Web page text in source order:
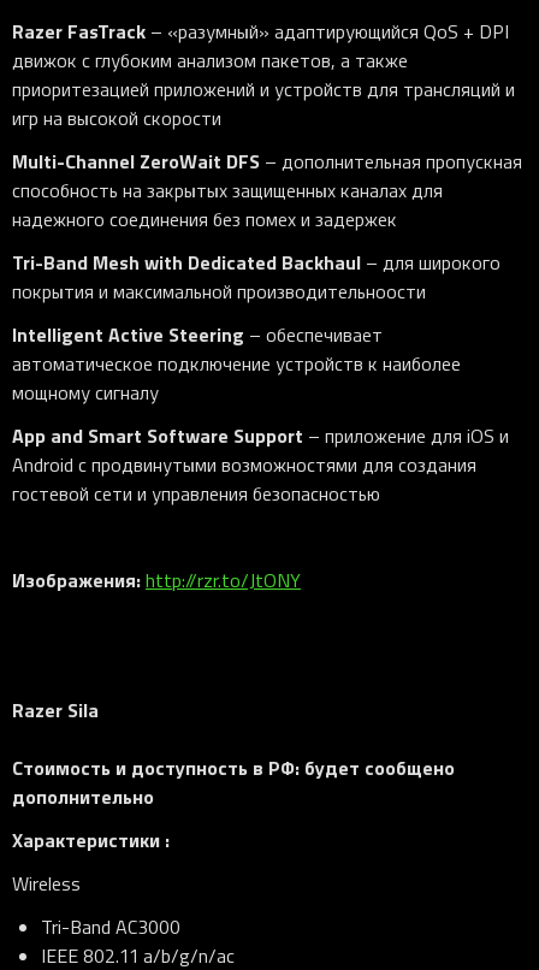
Razer FasTrack – «разумный» адаптирующийся QoS + DPI
движок с глубоким анализом пакетов, а также
приоритезацией приложений и устройств для трансляций и
игр на высокой скорости
Multi-Channel ZeroWait DFS – дополнительная пропускная
способность на закрытых защищенных каналах для
надежного соединения без помех и задержек
Tri-Band Mesh with Dedicated Backhaul – для широкого
покрытия и максимальной производительноости
Intelligent Active Steering – обеспечивает
автоматическое подключение устройств к наиболее
мощному сигналу
App and Smart Software Support – приложение для iOS и
Android с продвинутыми возможностями для создания
гостевой сети и управления безопасностью
Изображения:http://rzr.to/JtONY
Razer Sila
Стоимость и доступность в РФ: будет сообщено
дополнительно
Характеристики :
Wireless
Tri-Band AC3000
IEEE 802.11 a/b/g/n/ac